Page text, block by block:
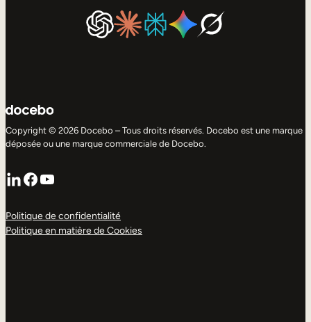
Copyright © 2026 Docebo – Tous droits réservés. Docebo est une marque
déposée ou une marque commerciale de Docebo.
LinkedIn
Facebook
YouTube
Politique de confidentialité
Politique en matière de Cookies